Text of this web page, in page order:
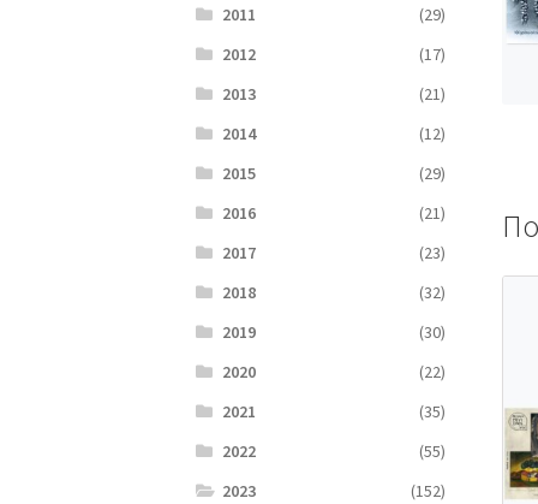
2011
(29)
2012
(17)
2013
(21)
2014
(12)
2015
(29)
2016
(21)
2017
(23)
2018
(32)
2019
(30)
2020
(22)
2021
(35)
2022
(55)
2023
(152)